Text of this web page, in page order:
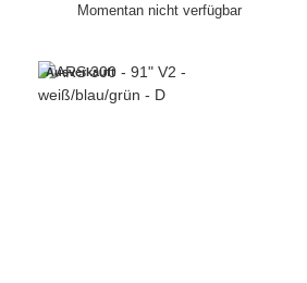
Momentan nicht verfügbar
Ausverkauft